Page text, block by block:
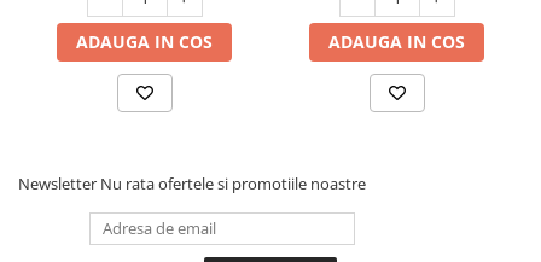
ADAUGA IN COS ADAUGA IN COS
Newsletter Nu rata ofertele si promotiile noastre